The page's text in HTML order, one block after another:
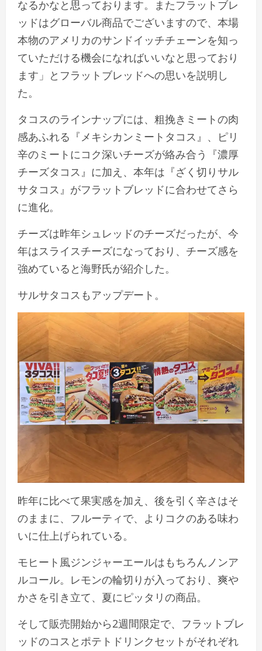
なるかなと思っております。またフラットブレ
ッドはグローバル商品でございますので、本場
本物のアメリカのサンドイッチチェーンを知っ
ていただける機会になればいいなと思っており
ます」とフラットブレッドへの思いを説明し
た。
タコスのラインナップには、粗挽きミートの肉
感あふれる『メキシカンミートタコス』、ピリ
辛のミートにコク深いチーズが絡み合う『濃厚
チーズタコス』に加え、本年は『ざく切りサル
サタコス』がフラットブレッドに合わせてさら
に進化。
チーズは昨年シュレッドのチーズだったが、今
年はスライスチーズになっており、チーズ感を
強めていると海野氏が紹介した。
サルサタコスもアップデート。
昨年に比べて果実感を加え、後を引く辛さはそ
のままに、フルーティで、よりコクのある味わ
いに仕上げられている。
モヒート風ジンジャーエールはもちろんノンア
ルコール。レモンの輪切りが入っており、爽や
かさを引き立て、夏にピッタリの商品。
そして販売開始から2週間限定で、フラットブレ
ッドのコスとポテトドリンクセットがそれぞれ